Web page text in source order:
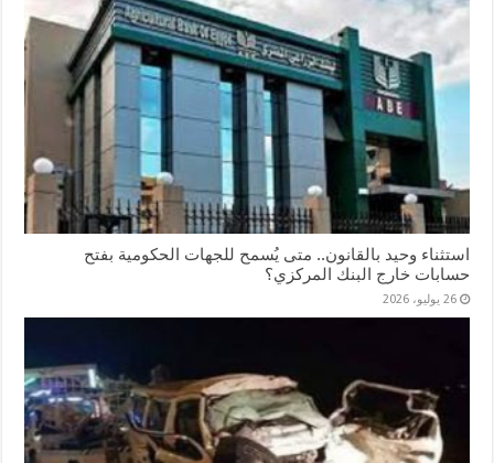
استثناء وحيد بالقانون.. متى يُسمح للجهات الحكومية بفتح
حسابات خارج البنك المركزي؟
26 يوليو، 2026